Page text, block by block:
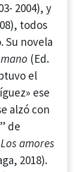
2004), y
todos
Su novela
(Ed.
el
ese
alzó con
de
Los amores
2018).